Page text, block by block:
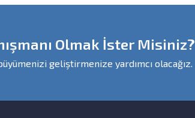
Olmak İster Misiniz?
geliştirmenize yardımcı olacağız.